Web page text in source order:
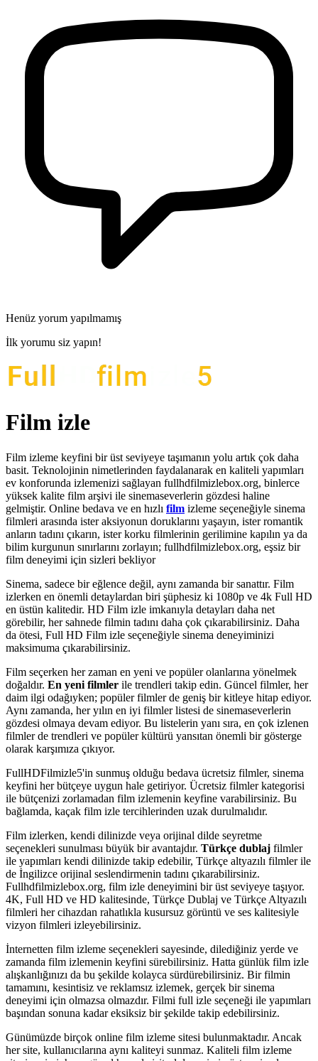
Henüz yorum yapılmamış
İlk yorumu siz yapın!
Film izle
Film izleme keyfini bir üst seviyeye taşımanın yolu artık çok daha
basit. Teknolojinin nimetlerinden faydalanarak en kaliteli yapımları
ev konforunda izlemenizi sağlayan fullhdfilmizlebox.org, binlerce
yüksek kalite film arşivi ile sinemaseverlerin gözdesi haline
gelmiştir. Online bedava ve en hızlı film izleme seçeneğiyle sinema
filmleri arasında ister aksiyonun doruklarını yaşayın, ister romantik
anların tadını çıkarın, ister korku filmlerinin gerilimine kapılın ya da
bilim kurgunun sınırlarını zorlayın; fullhdfilmizlebox.org, eşsiz bir
film deneyimi için sizleri bekliyor
Sinema, sadece bir eğlence değil, aynı zamanda bir sanattır. Film
izlerken en önemli detaylardan biri şüphesiz ki 1080p ve 4k Full HD
en üstün kalitedir. HD Film izle imkanıyla detayları daha net
görebilir, her sahnede filmin tadını daha çok çıkarabilirsiniz. Daha
da ötesi, Full HD Film izle seçeneğiyle sinema deneyiminizi
maksimuma çıkarabilirsiniz.
Film seçerken her zaman en yeni ve popüler olanlarına yönelmek
doğaldır. En yeni filmler ile trendleri takip edin. Güncel filmler, her
daim ilgi odağıyken; popüler filmler de geniş bir kitleye hitap ediyor.
Aynı zamanda, her yılın en iyi filmler listesi de sinemaseverlerin
gözdesi olmaya devam ediyor. Bu listelerin yanı sıra, en çok izlenen
filmler de trendleri ve popüler kültürü yansıtan önemli bir gösterge
olarak karşımıza çıkıyor.
FullHDFilmizle5'in sunmuş olduğu bedava ücretsiz filmler, sinema
keyfini her bütçeye uygun hale getiriyor. Ücretsiz filmler kategorisi
ile bütçenizi zorlamadan film izlemenin keyfine varabilirsiniz. Bu
bağlamda, kaçak film izle tercihlerinden uzak durulmalıdır.
Film izlerken, kendi dilinizde veya orijinal dilde seyretme
seçenekleri sunulması büyük bir avantajdır. Türkçe dublaj filmler
ile yapımları kendi dilinizde takip edebilir, Türkçe altyazılı filmler ile
de İngilizce orijinal seslendirmenin tadını çıkarabilirsiniz.
Fullhdfilmizlebox.org, film izle deneyimini bir üst seviyeye taşıyor.
4K, Full HD ve HD kalitesinde, Türkçe Dublaj ve Türkçe Altyazılı
filmleri her cihazdan rahatlıkla kusursuz görüntü ve ses kalitesiyle
vizyon filmleri izleyebilirsiniz.
İnternetten film izleme seçenekleri sayesinde, dilediğiniz yerde ve
zamanda film izlemenin keyfini sürebilirsiniz. Hatta günlük film izle
alışkanlığınızı da bu şekilde kolayca sürdürebilirsiniz. Bir filmin
tamamını, kesintisiz ve reklamsız izlemek, gerçek bir sinema
deneyimi için olmazsa olmazdır. Filmi full izle seçeneği ile yapımları
başından sonuna kadar eksiksiz bir şekilde takip edebilirsiniz.
Günümüzde birçok online film izleme sitesi bulunmaktadır. Ancak
her site, kullanıcılarına aynı kaliteyi sunmaz. Kaliteli film izleme